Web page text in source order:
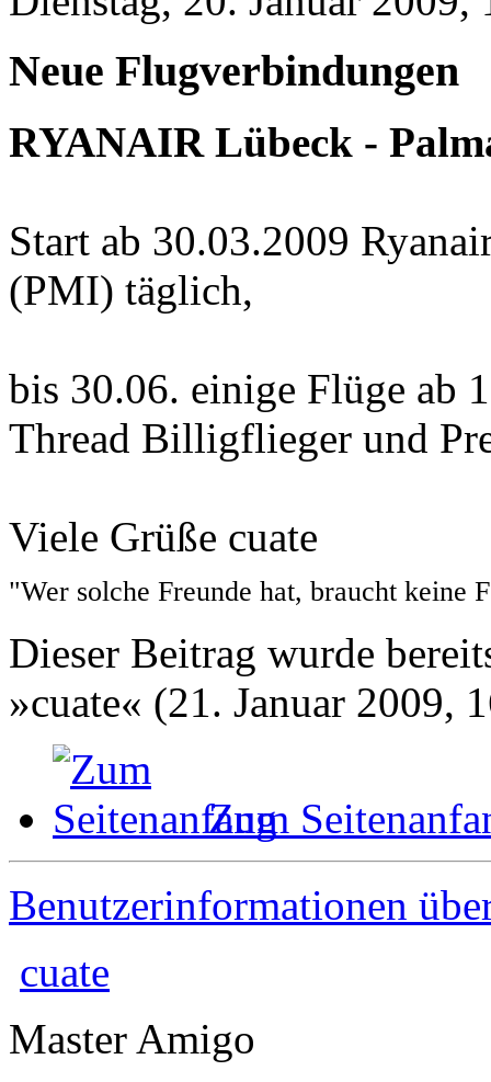
Neue Flugverbindungen
RYANAIR Lübeck -
Start ab 30.03.2009
(PMI) täglich,
bis 30.06. einige Flüge ab
Thread Billigflieger und
Viele Grüße cuate
"Wer solche Freunde hat, braucht keine
Dieser Beitrag wurde
»cuate« (21. Januar 2009,
Zum
Benutzerinformationen
cuate
Master Amigo